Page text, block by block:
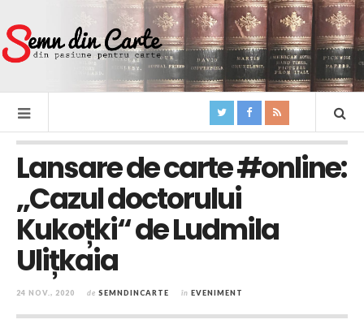
Lansare de carte #online:
„Cazul doctorului
Kukoțki“ de Ludmila
Ulițkaia
24 NOV., 2020 de SEMNDINCARTE în EVENIMENT